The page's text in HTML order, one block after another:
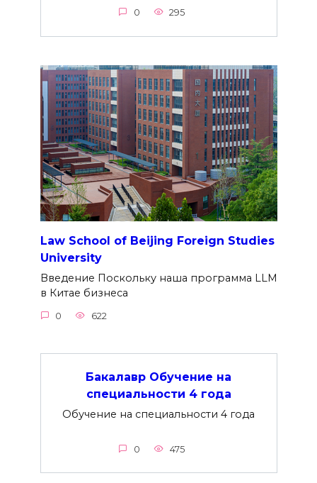
0 295
Law School of Beijing Foreign Studies
University
Введение Поскольку наша программа LLM
в Китае бизнеса
0 622
Бакалавр Обучение на
специальности 4 года
Обучение на специальности 4 года
0 475